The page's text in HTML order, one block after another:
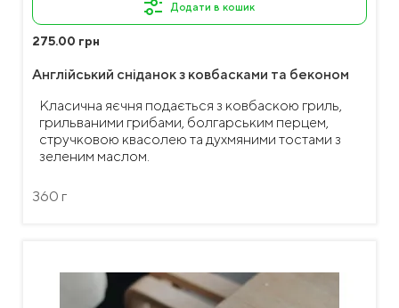
Додати в кошик
275.00 грн
Англійський сніданок з ковбасками та беконом
Класична яєчня подається з ковбаскою гриль,
грильваними грибами, болгарським перцем,
стручковою квасолею та духмяними тостами з
зеленим маслом.
360 г